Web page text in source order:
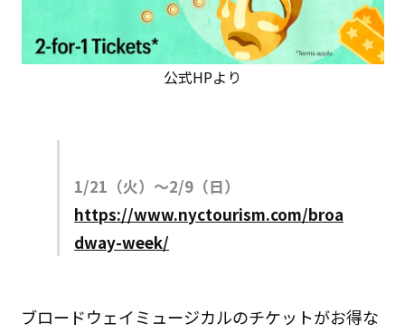
公式HPより
1/21（火）〜2/9（日）
https://www.nyctourism.com/broa
dway-week/
ブロードウェイミュージカルのチケットがお得な